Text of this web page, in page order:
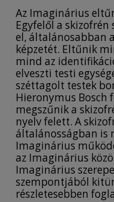
Az Imaginárius
Egyfelől a skizofrén
el, általánosabban
képzetét. Eltűnik
mind az
elveszti testi
széttagolt testek
Hieronymus Bosch
megszűnik a
nyelv felett. A
általánosságban is
Imaginárius
az Imaginárius
Imaginárius
szempontjából
részletesebben